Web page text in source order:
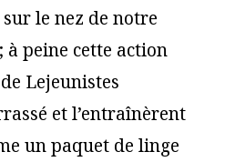
le nez de notre
peine cette action
Lejeunistes
et l’entraînèrent
un paquet de linge